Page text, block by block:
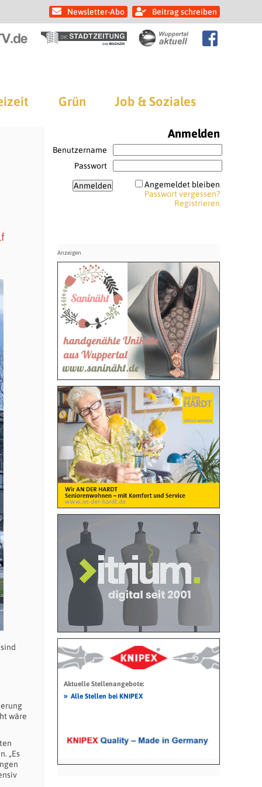
Newsletter-Abo Beitrag schreiben
Grün Job & Soziales
wäre
„Es
Anmelden
Benutzername
Passwort
Angemeldet bleiben
Passwort vergessen?
Registrieren
Aktuelle Stellenangebote:
» Alle Stellen bei KNIPEX